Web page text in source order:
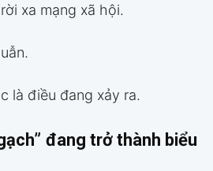
xa mạng xã hội.
là điều đang xảy ra.
đang trở thành biểu